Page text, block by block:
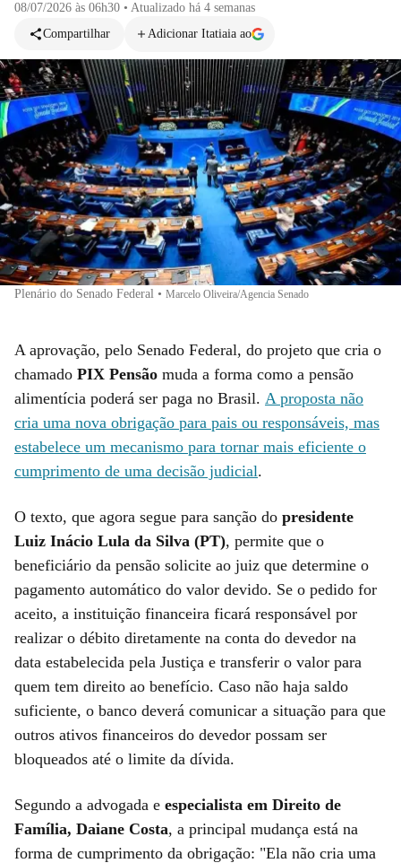
08/07/2026 às 06h30 • Atualizado há 4 semanas
Compartilhar
Adicionar Itatiaia ao
Plenário do Senado Federal • Marcelo Oliveira/Agencia Senado
A aprovação, pelo Senado Federal, do projeto que cria o
chamado PIX Pensão muda a forma como a pensão
alimentícia poderá ser paga no Brasil. A proposta não
cria uma nova obrigação para pais ou responsáveis, mas
estabelece um mecanismo para tornar mais eficiente o
cumprimento de uma decisão judicial.
O texto, que agora segue para sanção do presidente
Luiz Inácio Lula da Silva (PT), permite que o
beneficiário da pensão solicite ao juiz que determine o
pagamento automático do valor devido. Se o pedido for
aceito, a instituição financeira ficará responsável por
realizar o débito diretamente na conta do devedor na
data estabelecida pela Justiça e transferir o valor para
quem tem direito ao benefício. Caso não haja saldo
suficiente, o banco deverá comunicar a situação para que
outros ativos financeiros do devedor possam ser
bloqueados até o limite da dívida.
Segundo a advogada e especialista em Direito de
Família, Daiane Costa, a principal mudança está na
forma de cumprimento da obrigação: "Ela não cria uma